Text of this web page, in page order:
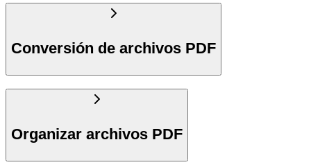
Conversión de archivos PDF
Organizar archivos PDF